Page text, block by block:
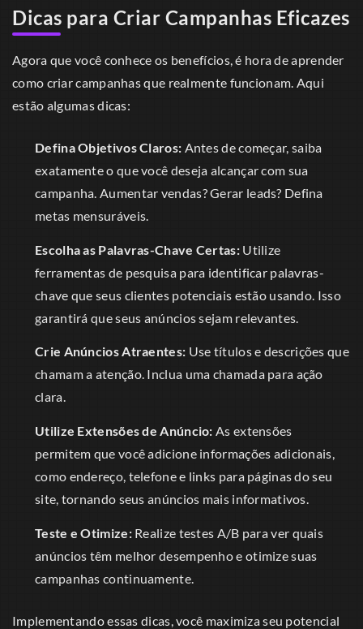
Dicas para Criar Campanhas Eficazes
Agora que você conhece os benefícios, é hora de aprender
como criar campanhas que realmente funcionam. Aqui
estão algumas dicas:
Defina Objetivos Claros: Antes de começar, saiba
exatamente o que você deseja alcançar com sua
campanha. Aumentar vendas? Gerar leads? Defina
metas mensuráveis.
Escolha as Palavras-Chave Certas:Utilize
ferramentas de pesquisa para identificar palavras-
chave que seus clientes potenciais estão usando. Isso
garantirá que seus anúncios sejam relevantes.
Crie Anúncios Atraentes: Use títulos e descrições que
chamam a atenção. Inclua uma chamada para ação
clara.
Utilize Extensões de Anúncio: As extensões
permitem que você adicione informações adicionais,
como endereço, telefone e links para páginas do seu
site, tornando seus anúncios mais informativos.
Teste e Otimize:Realize testes A/B para ver quais
anúncios têm melhor desempenho e otimize suas
campanhas continuamente.
Implementando essas dicas, você maximiza seu potencial